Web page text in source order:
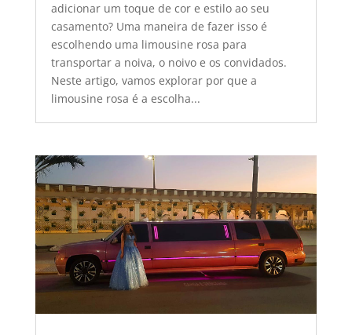
adicionar um toque de cor e estilo ao seu
casamento? Uma maneira de fazer isso é
escolhendo uma limousine rosa para
transportar a noiva, o noivo e os convidados.
Neste artigo, vamos explorar por que a
limousine rosa é a escolha...